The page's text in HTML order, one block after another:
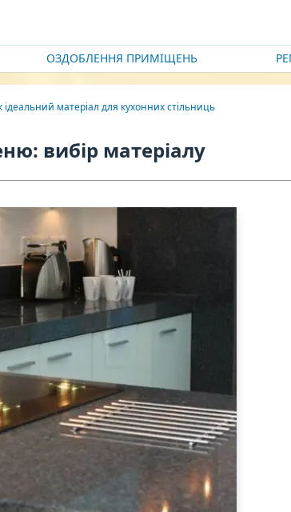
ОЗДОБЛЕННЯ ПРИМІЩЕНЬ
матеріал для кухонних стільниць
вибір матеріалу